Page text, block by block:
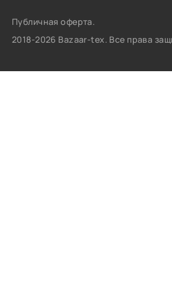
Публичная оферта.
2018-2026 Bazaar-tex. Все права